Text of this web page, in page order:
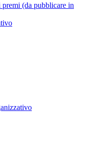
(da pubblicare in